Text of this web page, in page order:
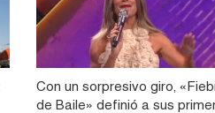
Con un sorpresivo giro,
de Baile» definió a sus